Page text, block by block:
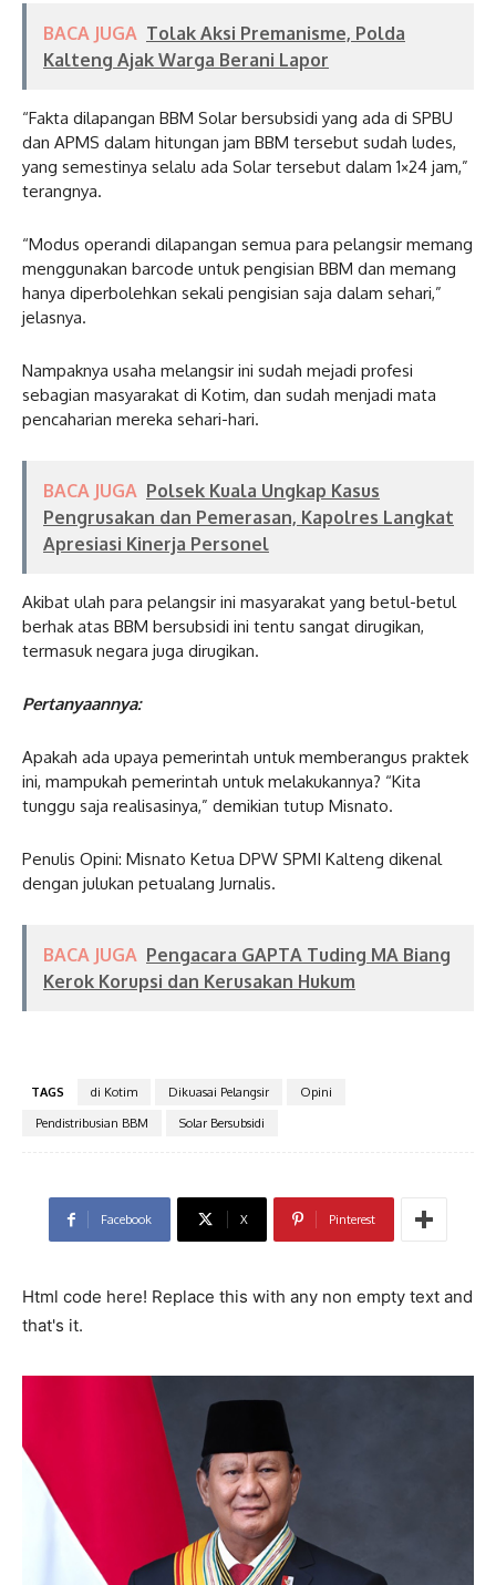
BACA JUGA Tolak Aksi Premanisme, Polda
Kalteng Ajak Warga Berani Lapor
“Fakta dilapangan BBM Solar bersubsidi yang ada di SPBU
dan APMS dalam hitungan jam BBM tersebut sudah ludes,
yang semestinya selalu ada Solar tersebut dalam 1×24 jam,”
terangnya.
“Modus operandi dilapangan semua para pelangsir memang
menggunakan barcode untuk pengisian BBM dan memang
hanya diperbolehkan sekali pengisian saja dalam sehari,”
jelasnya.
Nampaknya usaha melangsir ini sudah mejadi profesi
sebagian masyarakat di Kotim, dan sudah menjadi mata
pencaharian mereka sehari-hari.
BACA JUGA Polsek Kuala Ungkap Kasus
Pengrusakan dan Pemerasan, Kapolres Langkat
Apresiasi Kinerja Personel
Akibat ulah para pelangsir ini masyarakat yang betul-betul
berhak atas BBM bersubsidi ini tentu sangat dirugikan,
termasuk negara juga dirugikan.
Pertanyaannya:
Apakah ada upaya pemerintah untuk memberangus praktek
ini, mampukah pemerintah untuk melakukannya? “Kita
tunggu saja realisasinya,” demikian tutup Misnato.
Penulis Opini: Misnato Ketua DPW SPMI Kalteng dikenal
dengan julukan petualang Jurnalis.
BACA JUGA Pengacara GAPTA Tuding MA Biang
Kerok Korupsi dan Kerusakan Hukum
TAGS di Kotim Dikuasai Pelangsir
Opini
Pendistribusian BBM
Solar Bersubsidi
Facebook X Pinterest
Html code here! Replace this with any non empty text and
that's it.